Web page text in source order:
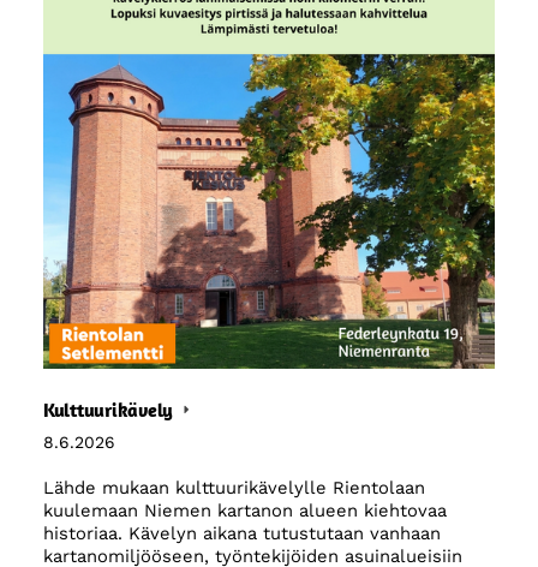
Kulttuurikävely
8.6.2026
Lähde mukaan kulttuurikävelylle Rientolaan
kuulemaan Niemen kartanon alueen kiehtovaa
historiaa. Kävelyn aikana tutustutaan vanhaan
kartanomiljööseen, työntekijöiden asuinalueisiin